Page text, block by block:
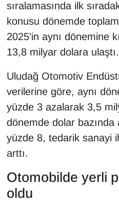
sıralamasında ilk
konusu dönemde
2025'in aynı dönemine
13,8 milyar dolara ulaştı.
Uludağ Otomotiv
verilerine göre, aynı
yüzde 3 azalarak 3,5
dönemde dolar bazında
yüzde 8, tedarik sanayi
arttı.
Otomobilde yerli
oldu
YEREL